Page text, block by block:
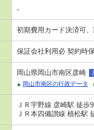
-
初期費用カード決済可
保証会社利用必 契約時
岡山県岡山市南区彦崎
岡山市南区の行政データ
ＪＲ宇野線 彦崎駅 徒歩
ＪＲ本四備讃線 植松駅